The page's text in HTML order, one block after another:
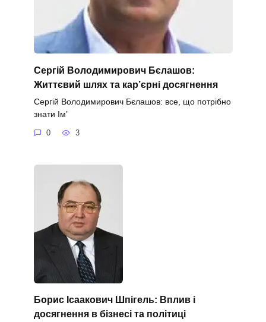
Сергій Володимирович Бєлашов:
Життєвий шлях та кар’єрні досягнення
Сергій Володимирович Бєлашов: все, що потрібно
знати Ім’
0 3
Борис Ісаакович Шпігель: Вплив і
досягнення в бізнесі та політиці